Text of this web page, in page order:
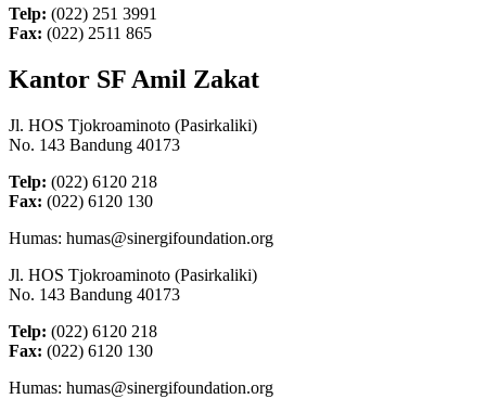
Telp: (022) 251 3991
Fax: (022) 2511 865
Kantor SF Amil Zakat
Jl. HOS Tjokroaminoto (Pasirkaliki)
No. 143 Bandung 40173
Telp: (022) 6120 218
Fax: (022) 6120 130
Humas: humas@sinergifoundation.org
Jl. HOS Tjokroaminoto (Pasirkaliki)
No. 143 Bandung 40173
Telp: (022) 6120 218
Fax: (022) 6120 130
Humas: humas@sinergifoundation.org